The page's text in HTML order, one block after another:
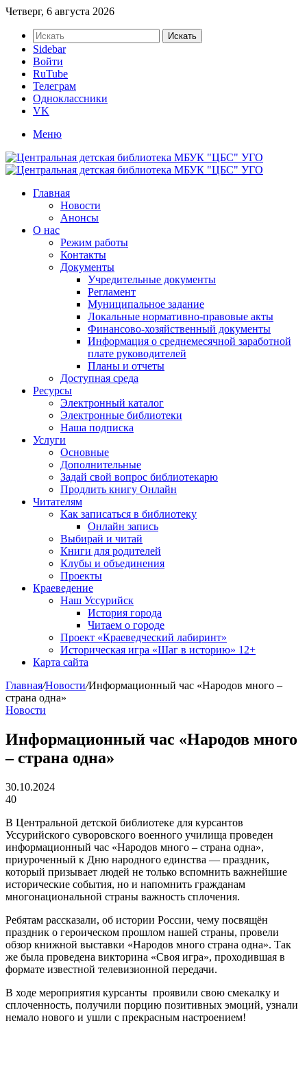
Четверг, 6 августа 2026
Искать
Sidebar
Войти
RuTube
Телеграм
Одноклассники
VK
Меню
Главная
Новости
Анонсы
О нас
Режим работы
Контакты
Документы
Учредительные документы
Регламент
Муниципальное задание
Локальные нормативно-правовые акты
Финансово-хозяйственный документы
Информация о среднемесячной заработной
плате руководителей
Планы и отчеты
Доступная среда
Ресурсы
Электронный каталог
Электронные библиотеки
Наша подписка
Услуги
Основные
Дополнительные
Задай свой вопрос библиотекарю
Продлить книгу Онлайн
Читателям
Как записаться в библиотеку
Онлайн запись
Выбирай и читай
Книги для родителей
Клубы и объединения
Проекты
Краеведение
Наш Уссурийск
История города
Читаем о городе
Проект «Краеведческий лабиринт»
Историческая игра «Шаг в историю» 12+
Карта сайта
Главная/Новости/Информационный час «Народов много –
страна одна»
Новости
Информационный час «Народов много
– страна одна»
30.10.2024
40
В Центральной детской библиотеке для курсантов
Уссурийского суворовского военного училища проведен
информационный час «Народов много – страна одна»,
приуроченный к Дню народного единства — праздник,
который призывает людей не только вспомнить важнейшие
исторические события, но и напомнить гражданам
многонациональной страны важность сплочения.
Ребятам рассказали, об истории России, чему посвящён
праздник о героическом прошлом нашей страны, провели
обзор книжной выставки «Народов много страна одна». Так
же была проведена викторина «Своя игра», проходившая в
формате известной телевизионной передачи.
В ходе мероприятия курсанты проявили свою смекалку и
сплоченность, получили порцию позитивных эмоций, узнали
немало нового и ушли с прекрасным настроением!